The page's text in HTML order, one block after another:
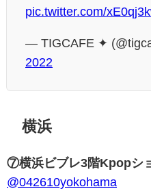
pic.twitter.com/
— TIGCAFE ✦
2022
横浜
⑦横浜ビブレ3階Kpopシ
@042610yokohama